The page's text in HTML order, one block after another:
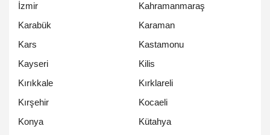
İzmir
Kahramanmaraş
Karabük
Karaman
Kars
Kastamonu
Kayseri
Kilis
Kırıkkale
Kırklareli
Kırşehir
Kocaeli
Konya
Kütahya